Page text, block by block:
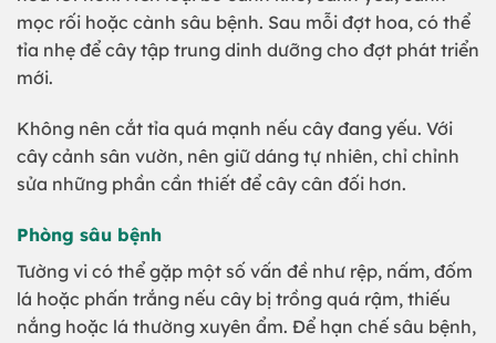
mọc rối hoặc cành sâu bệnh. Sau mỗi đợt hoa, có thể
tỉa nhẹ để cây tập trung dinh dưỡng cho đợt phát triển
mới.
Không nên cắt tỉa quá mạnh nếu cây đang yếu. Với
cây cảnh sân vườn, nên giữ dáng tự nhiên, chỉ chỉnh
sửa những phần cần thiết để cây cân đối hơn.
Phòng sâu bệnh
Tường vi có thể gặp một số vấn đề như rệp, nấm, đốm
lá hoặc phấn trắng nếu cây bị trồng quá rậm, thiếu
nắng hoặc lá thường xuyên ẩm. Để hạn chế sâu bệnh,